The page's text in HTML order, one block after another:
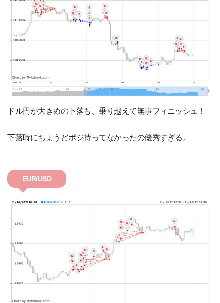
ドル円が大きめの下落も、乗り越えて無事フィニッシュ！
下落時にちょうどポジ持ってなかったの優秀すぎる。
EUR/USD